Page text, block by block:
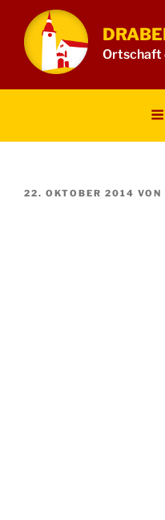
Inhalt
springen
Ortschaft
VERÖFFENTLICHT
22. OKTOBER 2014 VON